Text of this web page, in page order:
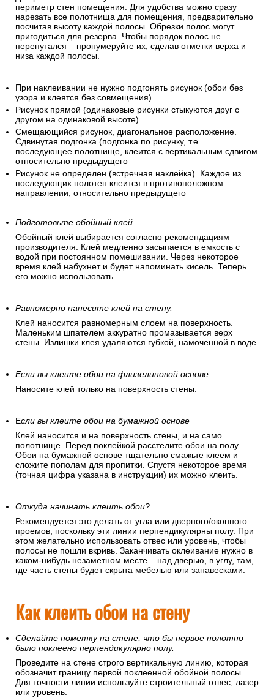
периметр стен помещения. Для удобства можно сразу
нарезать все полотнища для помещения, предварительно
посчитав высоту каждой полосы. Обрезки полос могут
пригодиться для резерва. Чтобы порядок полос не
перепутался – пронумеруйте их, сделав отметки верха и
низа каждой полосы.
При наклеивании не нужно подгонять рисунок (обои без
узора и клеятся без совмещения).
Рисунок прямой (одинаковые рисунки стыкуются друг с
другом на одинаковой высоте).
Смещающийся рисунок, диагональное расположение.
Сдвинутая подгонка (подгонка по рисунку, т.е.
последующее полотнище, клеится с вертикальным сдвигом
относительно предыдущего
Рисунок не определен (встречная наклейка). Каждое из
последующих полотен клеится в противоположном
направлении, относительно предыдущего
Подготовьте обойный клей
Обойный клей выбирается согласно рекомендациям
производителя. Клей медленно засыпается в емкость с
водой при постоянном помешивании. Через некоторое
время клей набухнет и будет напоминать кисель. Теперь
его можно использовать.
Равномерно нанесите клей на стену.
Клей наносится равномерным слоем на поверхность.
Маленьким шпателем аккуратно промазывается верх
стены. Излишки клея удаляются губкой, намоченной в воде.
Если вы клеите обои на флизелиновой основе
Наносите клей только на поверхность стены.
Если вы клеите обои на бумажной основе
Клей наносится и на поверхность стены, и на само
полотнище. Перед поклейкой расстелите обои на полу.
Обои на бумажной основе тщательно смажьте клеем и
сложите пополам для пропитки. Спустя некоторое время
(точная цифра указана в инструкции) их можно клеить.
Откуда начинать клеить обои?
Рекомендуется это делать от угла или дверного/оконного
проемов, поскольку эти линии перпендикулярны полу. При
этом желательно использовать отвес или уровень, чтобы
полосы не пошли вкривь. Заканчивать оклеивание нужно в
каком-нибудь незаметном месте – над дверью, в углу, там,
где часть стены будет скрыта мебелью или занавесками.
Как клеить обои на стену
Сделайте пометку на стене, что бы первое полотно
было поклеено перпендикулярно полу.
Проведите на стене строго вертикальную линию, которая
обозначит границу первой поклеенной обойной полосы.
Для точности линии используйте строительный отвес, лазер
или уровень.